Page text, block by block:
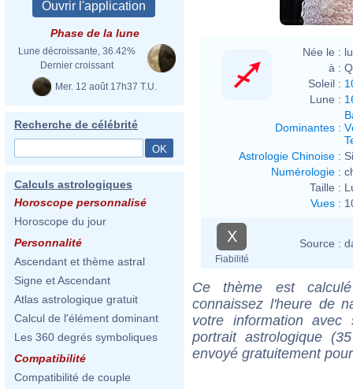
Phase de la lune
Lune décroissante, 36.42%
Dernier croissant
Mer. 12 août 17h37 T.U.
Recherche de célébrité
Calculs astrologiques
Horoscope personnalisé
Horoscope du jour
Personnalité
Ascendant et thème astral
Signe et Ascendant
Atlas astrologique gratuit
Calcul de l'élément dominant
Les 360 degrés symboliques
Compatibilité
Compatibilité de couple
Née le :
à :
Soleil :
Lune :
Dominantes :
Astrologie Chinoise :
Numérologie :
Taille :
Vues :
X
Fiabilité
Source :
Ce thème est
connaissez l'heure de
votre information
portrait astrologique
envoyé gratuitement